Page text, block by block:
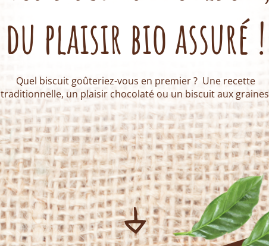
du plaisir bio assuré !
Quel biscuit goûteriez-vous en premier ? Une recette
traditionnelle, un plaisir chocolaté ou un biscuit aux